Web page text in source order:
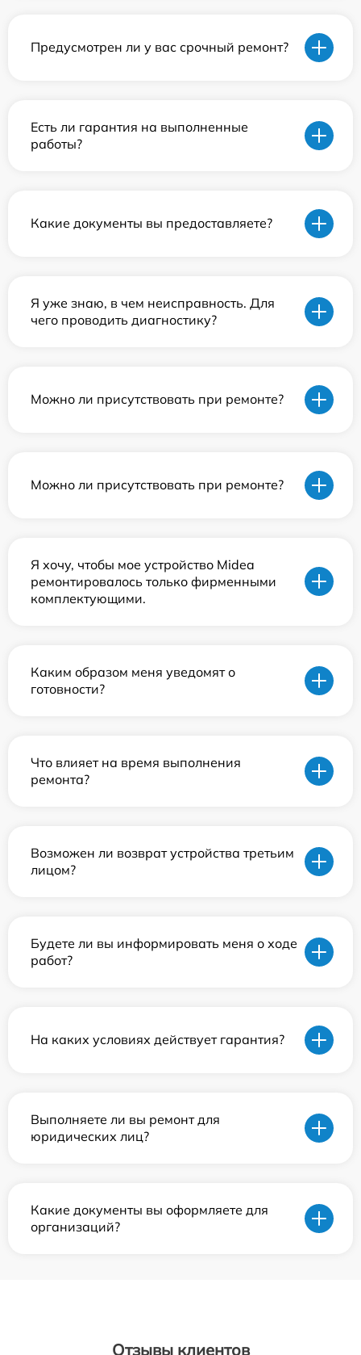
Предусмотрен ли у вас срочный ремонт?
Есть ли гарантия на выполненные
работы?
Какие документы вы предоставляете?
Я уже знаю, в чем неисправность. Для
чего проводить диагностику?
Можно ли присутствовать при ремонте?
Можно ли присутствовать при ремонте?
Я хочу, чтобы мое устройство Midea
ремонтировалось только фирменными
комплектующими.
Каким образом меня уведомят о
готовности?
Что влияет на время выполнения
ремонта?
Возможен ли возврат устройства третьим
лицом?
Будете ли вы информировать меня о ходе
работ?
На каких условиях действует гарантия?
Выполняете ли вы ремонт для
юридических лиц?
Какие документы вы оформляете для
организаций?
Отзывы клиентов